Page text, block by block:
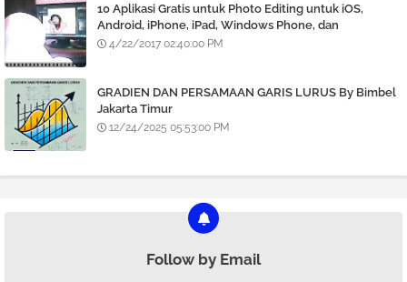
10 Aplikasi Gratis untuk Photo Editing untuk iOS,
Android, iPhone, iPad, Windows Phone, dan
BlackBerry
4/22/2017 02:40:00 PM
GRADIEN DAN PERSAMAAN GARIS LURUS By Bimbel
Jakarta Timur
12/24/2025 05:53:00 PM
Follow by Email